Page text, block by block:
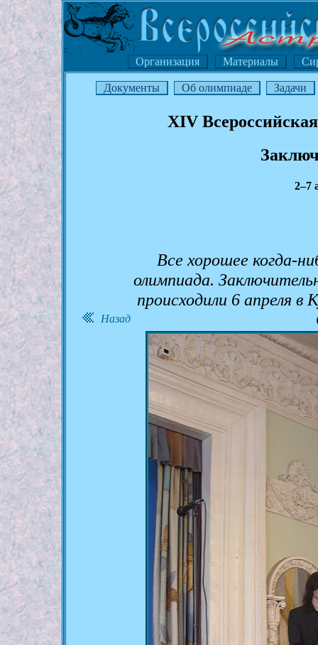
Организация Материалы
Документы Об олимпиаде Задачи
XIV
2–7
Назад
Все хорошее когда-
олимпиада.
происходили 6 апреля